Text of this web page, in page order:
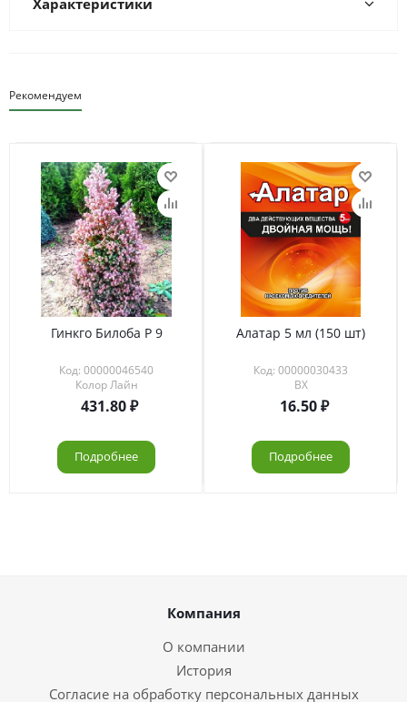
Характеристики
Рекомендуем
Гинкго Билоба Р 9
Код: 00000046540
Колор Лайн
431.80
Подробнее
Алатар 5 мл (150 шт)
Код: 00000030433
ВХ
16.50
Подробнее
Компания
О компании
История
Согласие на обработку персональных данных